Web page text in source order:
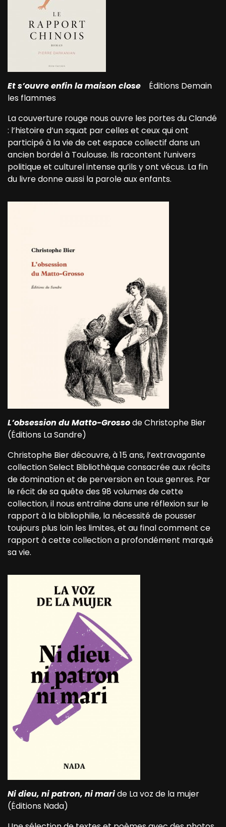
Et s’ouvre enfin la maison close Éditions Demain
les flammes
La couverture rouge nous ouvre les portes du Clandé
: l’histoire d’un squat par celles et ceux qui ont
participé à la vie de cet espace collectif dans un
ancien bordel à Toulouse. Ils racontent l’univers
politique et culturel intense qu’ils y ont vécus. La fin
du livre donne aussi la parole aux enfants.
L’obsession du Matto-Grossode Christophe Bier
(Éditions La Sandre)
Christophe Bier découvre, à 15 ans, l’extravagante
collection Select Bibliothèque consacrée aux récits
de domination et de perversion en tous genres. Par
le récit de sa quête des 98 volumes de cette
collection, il nous entraîne dans une réflexion sur le
rapport à la bibliophilie, la nécessité de pousser
toujours plus loin les limites, et au final comment ce
rapport à cette collection a profondément marqué
sa vie.
Ni dieu, ni patron, ni maride La voz de la mujer
(Éditions Nada)